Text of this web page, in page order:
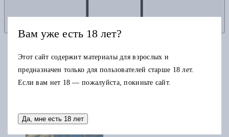
Вам уже есть 18 лет?
Этот сайт содержит материалы для взрослых и
предназначен только для пользователей старше 18 лет.
Если вам нет 18 — пожалуйста, покиньте сайт.
Да, мне есть 18 лет